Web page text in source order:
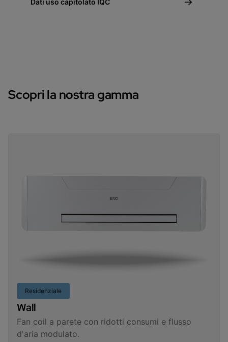
Dati uso capitolato IQC
Scopri la nostra gamma
Residenziale
Wall
Fan coil a parete con ridotti consumi e flusso
d'aria modulato.